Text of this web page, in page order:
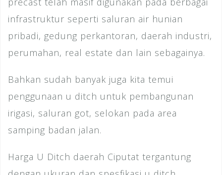
infrastruktur seperti saluran air hunian
pribadi, gedung perkantoran, daerah industri,
perumahan, real estate dan lain sebagainya.
Bahkan sudah banyak juga kita temui
penggunaan u ditch untuk pembangunan
irigasi, saluran got, selokan pada area
samping badan jalan.
Harga U Ditch daerah Ciputat tergantung